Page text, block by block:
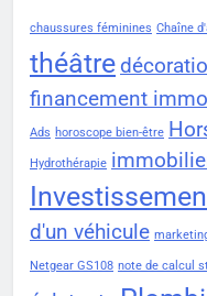
chaussures féminines Chaîne
théâtre
financement
Ads horoscope bien-être
Hydrothérapie
d'un véhicule
Netgear GS108 note de calcul